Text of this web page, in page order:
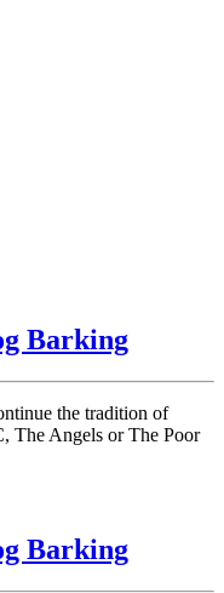
Barking
the tradition of
The Angels or The Poor
Barking